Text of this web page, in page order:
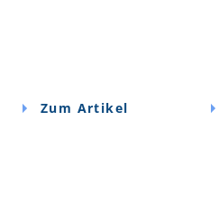
Zum Artikel